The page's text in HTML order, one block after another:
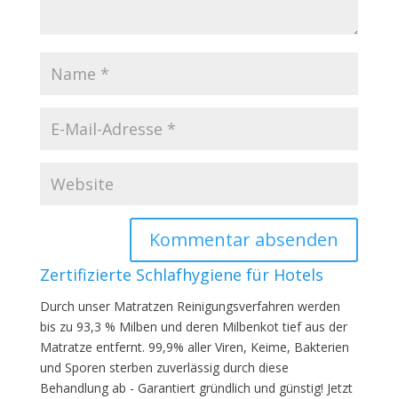
Zertifizierte Schlafhygiene für Hotels
Durch unser Matratzen Reinigungsverfahren werden
bis zu 93,3 % Milben und deren Milbenkot tief aus der
Matratze entfernt. 99,9% aller Viren, Keime, Bakterien
und Sporen sterben zuverlässig durch diese
Behandlung ab - Garantiert gründlich und günstig! Jetzt